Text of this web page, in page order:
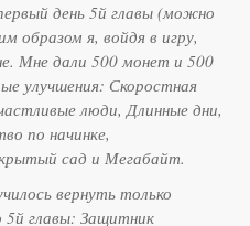
день 5й главы (можно
образом я, войдя в игру,
Мне дали 500 монет и 500
улучшения: Скоростная
люди, Длинные дни,
по начинке,
сад и Мегабайт.
вернуть только
главы: Защитник